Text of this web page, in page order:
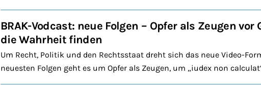
BRAK-Vodcast: neue Folgen – Opfer als Zeugen
die Wahrheit finden
Um Recht, Politik und den Rechtsstaat dreht sich das neue Video-
neuesten Folgen geht es um Opfer als Zeugen, um „iudex non